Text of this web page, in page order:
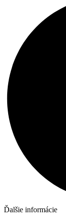
Ďalšie informácie